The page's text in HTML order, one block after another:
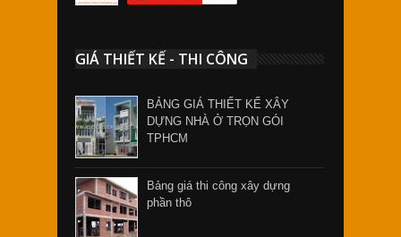
GIÁ THIẾT KẾ - THI CÔNG
BẢNG GIÁ THIẾT KẾ XÂY
DỰNG NHÀ Ở TRỌN GÓI
TPHCM
Bảng giá thi công xây dựng
phần thô